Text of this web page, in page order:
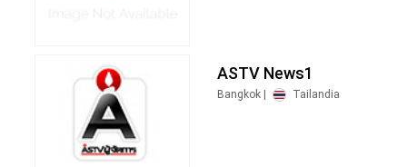
ASTV News1
Bangkok | Tailandia